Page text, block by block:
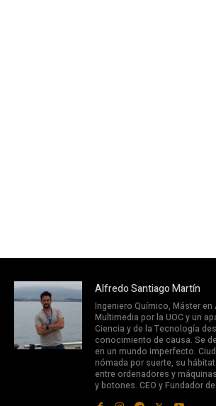
Alfredo Santiago Martín
Ingeniero Químico, Máster
Multimedia por la UOC y un
Ciencia y de la Tecnología
conocimiento de causa. Se
en un mundo imperfecto.
nómada por suerte, su
entre ordenadores y
y botones. CEO y Fundador